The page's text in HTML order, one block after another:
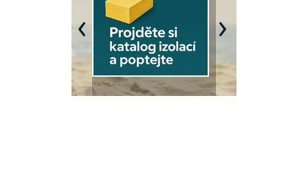
Previous Next